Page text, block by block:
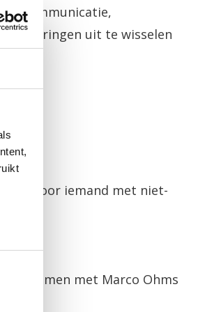
uw
communicatie,
ervaringen uit te wisselen
voor iemand met niet-
opnemen met Marco Ohms